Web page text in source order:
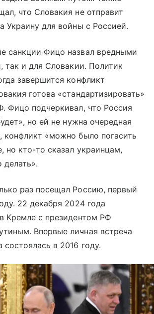
что Словакия не отправит
Украину для войны с Россией.
санкции Фицо назвал вредными
так и для Словакии. Политик
завершится конфликт
готова «стандартизировать»
Фицо подчеркивал, что Россия
но ей не нужна очередная
конфликт «можно было погасить
но кто-то сказал украинцам,
делать».
раз посещал Россию, первый
22 декабря 2024 года
Кремле с президентом РФ
Впервые личная встреча
состоялась в 2016 году.